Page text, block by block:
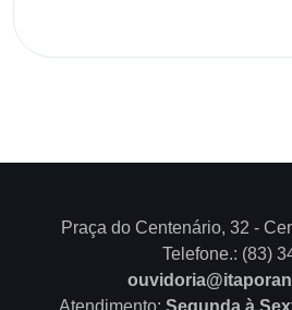
Praça do Centenário, 32 -
Telefone.: (83)
Atendimento: Segunda à